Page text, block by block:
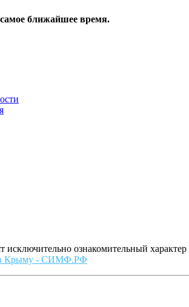
ближайшее время.
исключительно ознакомительный
в Крыму - СИМФ.РФ